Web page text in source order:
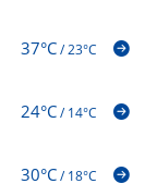
37°C/23°C
24°C/14°C
30°C/18°C